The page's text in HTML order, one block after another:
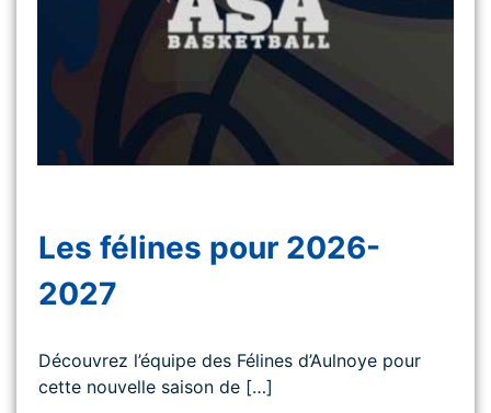
Les félines pour 2026-
2027
Découvrez l’équipe des Félines d’Aulnoye pour
cette nouvelle saison de […]